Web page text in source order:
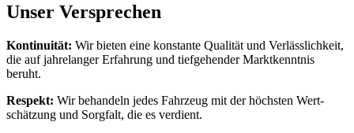
Unser Ver­spre­chen
Kon­ti­nui­tät: Wir bie­ten eine kon­stan­te Qua­li­tät und Ver­läss­lich­keit,
die auf jah­re­lan­ger Erfah­rung und tief­ge­hen­der Markt­kennt­nis
beruht.
Respekt: Wir behan­deln jedes Fahr­zeug mit der höchs­ten Wert­
schät­zung und Sorg­falt, die es ver­dient.